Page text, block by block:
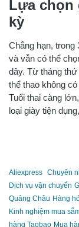
Lựa chọn
kỳ
Chẳng hạn, trong
và vẫn có thể
dây. Từ tháng
thể thao không
Tuổi thai càng
loại giày tiện
Aliexpress Chuyên
Dịch vụ vận chuyển
Quảng Châu Hàng
Kinh nghiệm mua
hàng Taobao Mua